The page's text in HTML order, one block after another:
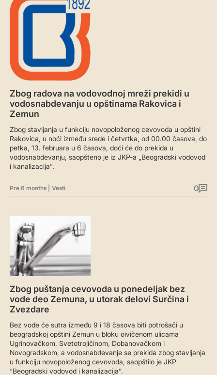
Zbog radova na vodovodnoj mreži prekidi u
vodosnabdevanju u opštinama Rakovica i
Zemun
Zbog stavljanja u funkciju novopoloženog cevovoda u opštini
Rakovica, u noći između srede i četvrtka, od 00.00 časova, do
petka, 13. februara u 6 časova, doći će do prekida u
vodosnabdevanju, saopšteno je iz JKP-a „Beogradski vodovod
i kanalizacija”.
Pre 6 months Vesti 0
Zbog puštanja cevovoda u ponedeljak bez
vode deo Zemuna, u utorak delovi Surčina i
Zvezdare
Bez vode će sutra između 9 i 18 časova biti potrošači u
beogradskoj opštini Zemun u bloku oivičenom ulicama
Ugrinovačkom, Svetotrojičinom, Dobanovačkom i
Novogradskom, a vodosnabdevanje se prekida zbog stavljanja
u funkciju novopoloženog cevovoda, saopštilo je JKP
“Beogradski vodovod i kanalizacija”.